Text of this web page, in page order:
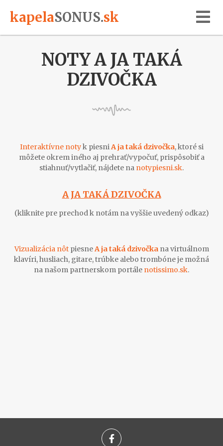
kapelaSONUS.sk
NOTY A JA TAKÁ
DZIVOČKA
Interaktívne notyk piesniA ja taká dzivočka, ktoré si
môžete okrem iného aj prehrať/vypočuť, prispôsobiť a
stiahnuť/vytlačiť, nájdete na notypiesni.sk.
A JA TAKÁ DZIVOČKA
(kliknite pre prechod k notám na vyššie uvedený odkaz)
Vizualizácia nôtpiesneA ja taká dzivočkana virtuálnom
klavíri, husliach, gitare, trúbke alebo trombóne je možná
na našom partnerskom portále notissimo.sk.